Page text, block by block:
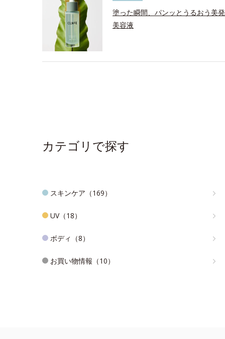
塗った瞬間、パンッとうるおう美
美容液
カテゴリで探す
スキンケア（169）
UV（18）
ボディ（8）
お買い物情報（10）